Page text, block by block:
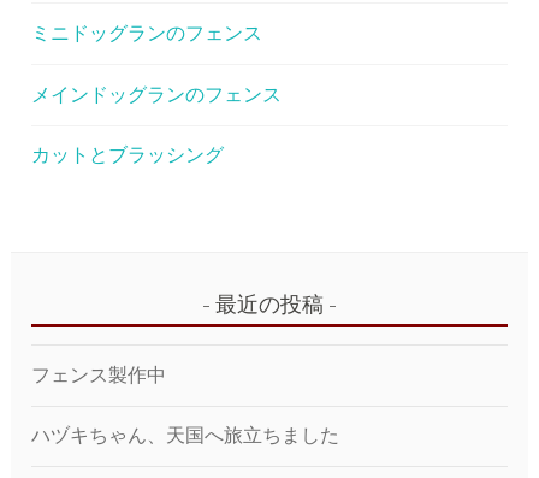
ミニドッグランのフェンス
メインドッグランのフェンス
カットとブラッシング
最近の投稿
フェンス製作中
ハヅキちゃん、天国へ旅立ちました